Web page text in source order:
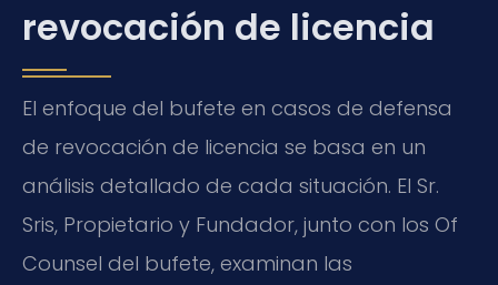
revocación de licencia
El enfoque del bufete en casos de defensa
de revocación de licencia se basa en un
análisis detallado de cada situación. El Sr.
Sris, Propietario y Fundador, junto con los Of
Counsel del bufete, examinan las